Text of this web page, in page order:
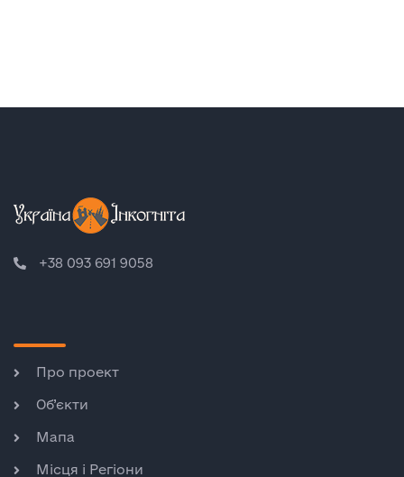
+38 093 691 9058
Про проект
Об’єкти
Мапа
Місця і Регіони